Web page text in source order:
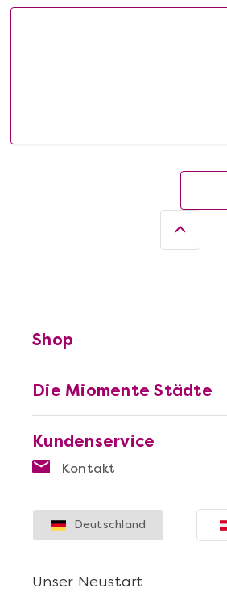
Kundenservice
Kontakt
Die Miomente Städte
Shop
Unser Neustart
Deutschland